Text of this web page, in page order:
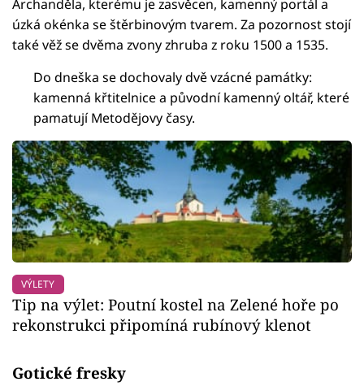
Archanděla, kterému je zasvěcen, kamenný portál a
úzká okénka se štěrbinovým tvarem. Za pozornost stojí
také věž se dvěma zvony zhruba z roku 1500 a 1535.
Do dneška se dochovaly dvě vzácné památky:
kamenná křtitelnice a původní kamenný oltář, které
pamatují Metodějovy časy.
VÝLETY
Tip na výlet: Poutní kostel na Zelené hoře po
rekonstrukci připomíná rubínový klenot
Gotické fresky